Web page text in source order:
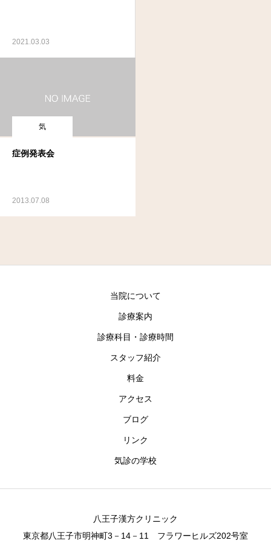
2021.03.03
気
症例発表会
2013.07.08
当院について
診療案内
診療科目・診療時間
スタッフ紹介
料金
アクセス
ブログ
リンク
気診の学校
八王子漢方クリニック
東京都八王子市明神町3－14－11 フラワーヒルズ202号室